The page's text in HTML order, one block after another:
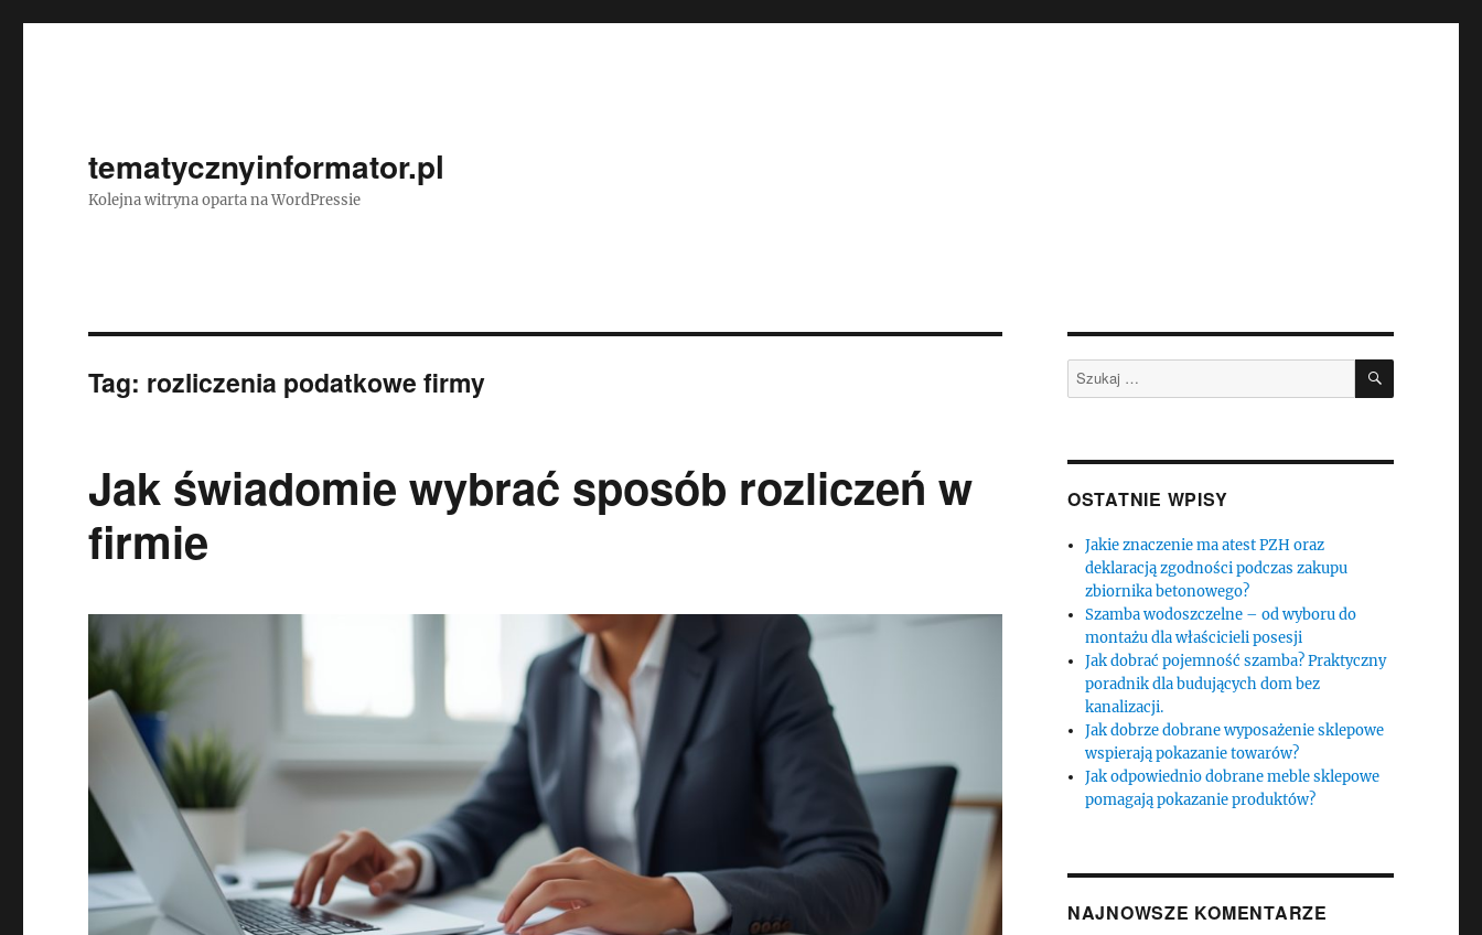
tematycznyinformator.pl
Kolejna witryna oparta na WordPressie
Tag: rozliczenia podatkowe firmy
Jak świadomie wybrać sposób rozliczeń w
firmie
Szukaj: SZUKAJ
OSTATNIE WPISY
Jakie znaczenie ma atest PZH oraz
deklaracją zgodności podczas zakupu
zbiornika betonowego?
Szamba wodoszczelne – od wyboru do
montażu dla właścicieli posesji
Jak dobrać pojemność szamba? Praktyczny
poradnik dla budujących dom bez
kanalizacji.
Jak dobrze dobrane wyposażenie sklepowe
wspierają pokazanie towarów?
Jak odpowiednio dobrane meble sklepowe
pomagają pokazanie produktów?
NAJNOWSZE KOMENTARZE